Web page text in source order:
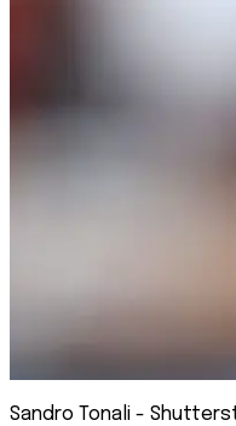
Sandro Tonali -